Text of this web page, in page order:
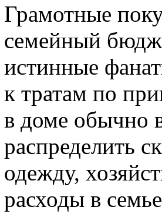
Грамотные
семейный
истинные
к тратам по
в доме обычно
распределить
одежду,
расходы в